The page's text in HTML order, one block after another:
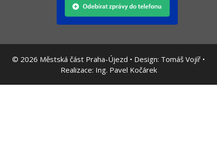
© 2026 Městská část Praha-Újezd • Design: Tomáš Vojíř •
Realizace: Ing. Pavel Kočárek